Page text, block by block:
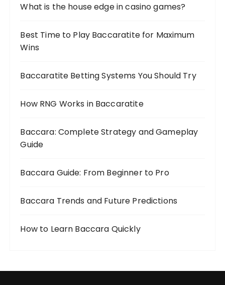
What is the house edge in casino games?
Best Time to Play Baccaratite for Maximum
Wins
Baccaratite Betting Systems You Should Try
How RNG Works in Baccaratite
Baccara: Complete Strategy and Gameplay
Guide
Baccara Guide: From Beginner to Pro
Baccara Trends and Future Predictions
How to Learn Baccara Quickly